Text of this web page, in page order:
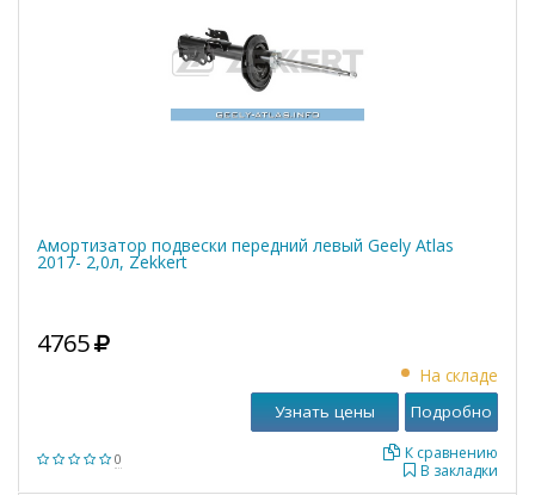
Амортизатор подвески передний левый Geely Atlas
2017- 2,0л, Zekkert
0
4765
На складе
В закладки
К сравнению
Узнать цены Подробно